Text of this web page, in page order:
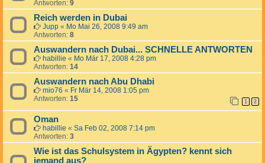
Antworten: 9
Reich werden in Dubai
Jupp « Mo Mai 26, 2008 9:49 am
Antworten: 8
Auswandern nach Dubai... SCHNELLE ANTWORTEN
habillie « Mo Mär 17, 2008 4:28 pm
Antworten: 14
Auswandern nach Abu Dhabi
mio76 « Fr Mär 14, 2008 1:05 pm
Antworten: 15 1 2
Oman
habillie « Sa Feb 02, 2008 7:14 pm
Antworten: 3
Wie ist das Schulsystem in Ägypten? kennt sich
jemand aus?